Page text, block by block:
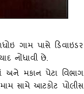
ગામ પાસે ડિવાઇડર
નોંધાવી છે.
અને મકાન પેટા વિભાગ
સામે આટકોટ પોલીસ